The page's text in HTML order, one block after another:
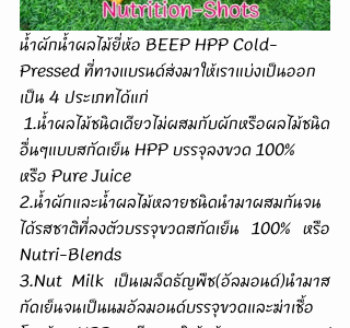
น้ำผักน้ำผลไม้ยี่ห้อ BEEP HPP Cold-
Pressed ที่ทางแบรนด์ส่งมาให้เราแบ่งเป็นออก
เป็น 4 ประเภทได้แก่
อื่นๆแบบสกัดเย็น HPP บรรจุลงขวด 100%
หรือ Pure Juice
2.น้ำผักและน้ำผลไม้หลายชนิดนำมาผสมกันจน
ได้รสชาติที่ลงตัวบรรจุขวดสกัดเย็น 100% หรือ
Nutri-Blends
3.Nut Milk เป็นเมล็ดธัญพืช(อัลมอนด์)นำมาส
กัดเย็นจนเป็นนมอัลมอนด์บรรจุขวดและฆ่าเชื้อ